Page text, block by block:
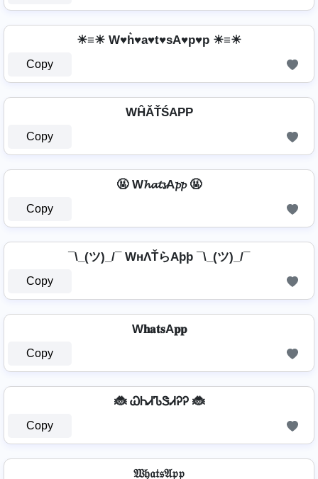
☀≡☀ W♥h͛♥a♥t♥sA♥p♥p ☀≡☀
Copy
WĤĂŤŚAРР
Copy
🤬 W𝓱𝓪𝓽𝓼A𝓹𝓹 🤬
Copy
¯\_(ツ)_/¯ WнΛŤらAþþ ¯\_(ツ)_/¯
Copy
W𝐡𝐚𝐭𝐬A𝐩𝐩
Copy
🐞 ᏇᏂᏗᏖᏕᏗᎮᎮ 🐞
Copy
𝔚𝔥𝔞𝔱𝔰𝔄𝔭𝔭